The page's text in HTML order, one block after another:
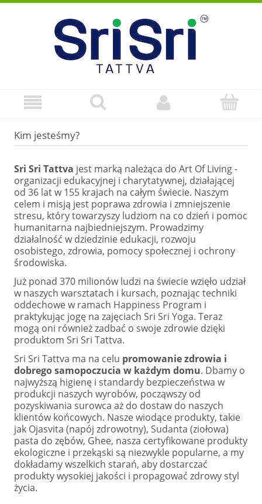
Kim jesteśmy?
Sri Sri Tattva jest marką należąca do Art Of Living -
organizacji edukacyjnej i charytatywnej, działającej
od 36 lat w 155 krajach na całym świecie. Naszym
celem i misją jest poprawa zdrowia i zmniejszenie
stresu, który towarzyszy ludziom na co dzień i pomoc
humanitarna najbiedniejszym. Prowadzimy
działalność w dziedzinie edukacji, rozwoju
osobistego, zdrowia, pomocy społecznej i ochrony
środowiska.
Już ponad 370 milionów ludzi na świecie wzięło udział
w naszych warsztatach i kursach, poznając techniki
oddechowe w ramach Happiness Program i
praktykując jogę na zajęciach Sri Sri Yoga. Teraz
mogą oni również zadbać o swoje zdrowie dzięki
produktom Sri Sri Tattva.
Sri Sri Tattva ma na celu promowanie zdrowia i
dobrego samopoczucia w każdym domu. Dbamy o
najwyższą higienę i standardy bezpieczeństwa w
produkcji naszych wyrobów, począwszy od
pozyskiwania surowca aż do dostaw do naszych
klientów końcowych. Nasze wiodące produkty, takie
jak Ojasvita (napój zdrowotny), Sudanta (ziołowa)
pasta do zębów, Ghee, nasza certyfikowane produkty
ekologiczne i przekąski są niezwykle popularne, a my
dokładamy wszelkich starań, aby dostarczać
produkty wysokiej jakości i propagować zdrowy styl
życia.